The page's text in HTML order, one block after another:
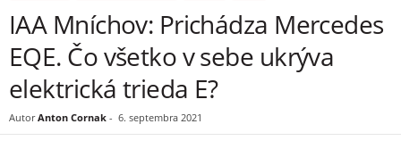
IAA Mníchov: Prichádza Mercedes
EQE. Čo všetko v sebe ukrýva
elektrická trieda E?
Autor Anton Cornak - 6. septembra 2021